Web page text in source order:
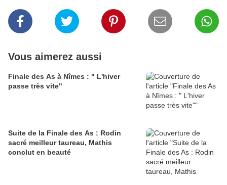
Vous aimerez aussi
Finale des As à Nîmes : " L'hiver
passe très vite"
Suite de la Finale des As : Rodin
sacré meilleur taureau, Mathis
conclut en beauté